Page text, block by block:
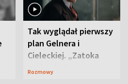
Tak wyglądał pierwszy
plan Gelnera i
Cieleckiej. „Zatoka
szpiegów” od razu ich
Rozmowy